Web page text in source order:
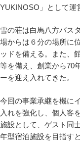
YUKINOSO」として運
雪の荘は白馬八方バス
場からは６分の場所に
ッドを備える。また、
等を備え、創業から70
ーを迎え入れてきた。
今回の事業承継を機に
入れを強化し、個人客
施設として、ゲスト同
年型宿泊施設を目指す